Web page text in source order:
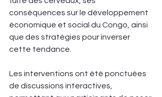
conséquences sur le développement
économique et social du Congo, ainsi
que des stratégies pour inverser
cette tendance.
Les interventions ont été ponctuées
de discussions interactives,